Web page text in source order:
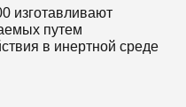
изготавливают
путем
в инертной среде